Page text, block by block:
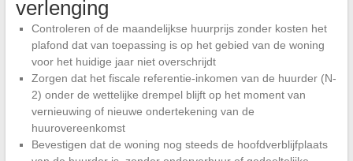
verlenging
Controleren of de maandelijkse huurprijs zonder kosten het
plafond dat van toepassing is op het gebied van de woning
voor het huidige jaar niet overschrijdt
Zorgen dat het fiscale referentie-inkomen van de huurder (N-
2) onder de wettelijke drempel blijft op het moment van
vernieuwing of nieuwe ondertekening van de
huurovereenkomst
Bevestigen dat de woning nog steeds de hoofdverblijfplaats